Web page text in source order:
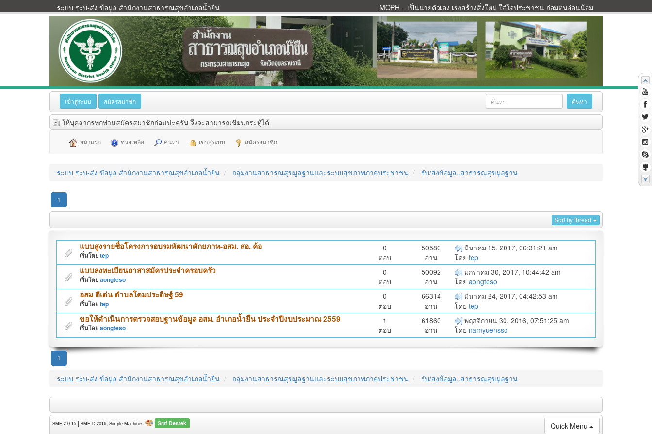
ระบบ ระบ-ส่ง ข้อมูล สำนักงานสาธารณสุขอำเภอน้ำยืน MOPH = เป็นนายตัวเอง เร่งสร้างสิ่งใหม่ ใส่ใจประชาชน ถ่อมตนอ่อนน้อม
เข้าสู่ระบบ สมัครสมาชิก
ให้บุคลากรทุกท่านสมัครสมาชิกก่อนน่ะครับ จึงจะสามารถเขียนกระทู้ได้
หน้าแรก ช่วยเหลือ ค้นหา เข้าสู่ระบบ สมัครสมาชิก
ระบบ ระบ-ส่ง ข้อมูล สำนักงานสาธารณสุขอำเภอน้ำยืน กลุ่มงานสาธารณสุขมูลฐานและระบบสุขภาพภาคประชาชน รับ/ส่งข้อมูล..สาธารณสุขมูลฐาน
1
Sort by thread
แบบสูงรายชื่อโครงการอบรมพัฒนาศักยภาพ-อสม. สอ. ค้อ
เริ่มโดยtep
0
ตอบ
50580
อ่าน
มีนาคม 15, 2017, 06:31:21 am
โดย tep
แบบลงทะเบียนอาสาสมัครประจำครอบครัว
เริ่มโดยaongteso
0
ตอบ
50092
อ่าน
มกราคม 30, 2017, 10:44:42 am
โดย aongteso
อสม ดีเด่น ตำบลโดมประดิษฐ์ 59
เริ่มโดยtep
0
ตอบ
66314
อ่าน
มีนาคม 24, 2017, 04:42:53 am
โดย tep
ขอให้ดำเนินการตรวจสอบฐานข้อมูล อสม. อำเภอน้ำยืน ประจำปีงบประมาณ 2559
เริ่มโดยaongteso
1
ตอบ
61860
อ่าน
พฤศจิกายน 30, 2016, 07:51:25 am
โดย namyuensso
1
ระบบ ระบ-ส่ง ข้อมูล สำนักงานสาธารณสุขอำเภอน้ำยืน กลุ่มงานสาธารณสุขมูลฐานและระบบสุขภาพภาคประชาชน รับ/ส่งข้อมูล..สาธารณสุขมูลฐาน
Quick Menu
SMF 2.0.15 | SMF © 2016, Simple Machines Smf Destek